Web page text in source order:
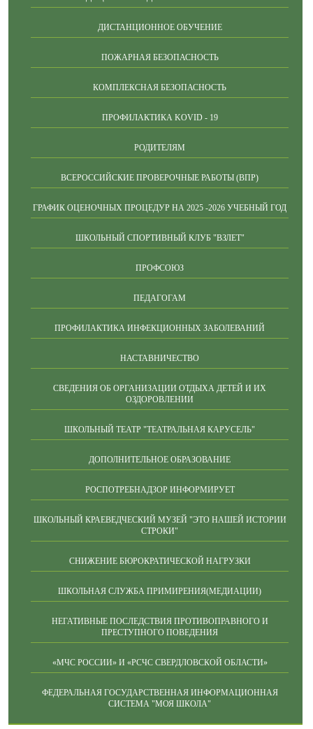
ДИСТАНЦИОННОЕ ОБУЧЕНИЕ
ПОЖАРНАЯ БЕЗОПАСНОСТЬ
КОМПЛЕКСНАЯ БЕЗОПАСНОСТЬ
ПРОФИЛАКТИКА KOVID - 19
РОДИТЕЛЯМ
ВСЕРОССИЙСКИЕ ПРОВЕРОЧНЫЕ РАБОТЫ (ВПР)
ГРАФИК ОЦЕНОЧНЫХ ПРОЦЕДУР НА 2025 -2026 УЧЕБНЫЙ ГОД
ШКОЛЬНЫЙ СПОРТИВНЫЙ КЛУБ "ВЗЛЕТ"
ПРОФСОЮЗ
ПЕДАГОГАМ
ПРОФИЛАКТИКА ИНФЕКЦИОННЫХ ЗАБОЛЕВАНИЙ
НАСТАВНИЧЕСТВО
СВЕДЕНИЯ ОБ ОРГАНИЗАЦИИ ОТДЫХА ДЕТЕЙ И ИХ
ОЗДОРОВЛЕНИИ
ШКОЛЬНЫЙ ТЕАТР "ТЕАТРАЛЬНАЯ КАРУСЕЛЬ"
ДОПОЛНИТЕЛЬНОЕ ОБРАЗОВАНИЕ
РОСПОТРЕБНАДЗОР ИНФОРМИРУЕТ
ШКОЛЬНЫЙ КРАЕВЕДЧЕСКИЙ МУЗЕЙ "ЭТО НАШЕЙ ИСТОРИИ
СТРОКИ"
СНИЖЕНИЕ БЮРОКРАТИЧЕСКОЙ НАГРУЗКИ
ШКОЛЬНАЯ СЛУЖБА ПРИМИРЕНИЯ(МЕДИАЦИИ)
НЕГАТИВНЫЕ ПОСЛЕДСТВИЯ ПРОТИВОПРАВНОГО И
ПРЕСТУПНОГО ПОВЕДЕНИЯ
«МЧС РОССИИ» И «РСЧС СВЕРДЛОВСКОЙ ОБЛАСТИ»
ФЕДЕРАЛЬНАЯ ГОСУДАРСТВЕННАЯ ИНФОРМАЦИОННАЯ
СИСТЕМА "МОЯ ШКОЛА"